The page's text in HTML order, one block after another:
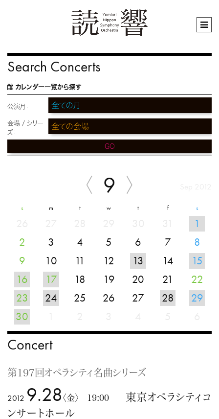
Search Concerts
カレンダー一覧から探す
公演月：
会場 / シリー
ズ：
GO
9
s m t w t f s
1
2
3 4 5 6 7
8
9
10 11 12 13 14
15
16
17 18 19 20 21
22
23
24 25 26 27 28
29
30
Concert
第197回オペラシティ名曲シリーズ
2012 9.28 〈金〉 19:00 東京オペラシティコ
ンサートホール